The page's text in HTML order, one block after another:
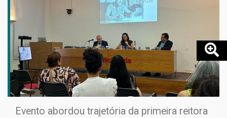
Evento abordou trajetória da primeira reitora